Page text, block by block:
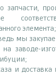
запчасти,
элемента;
мы
на заводе-
и